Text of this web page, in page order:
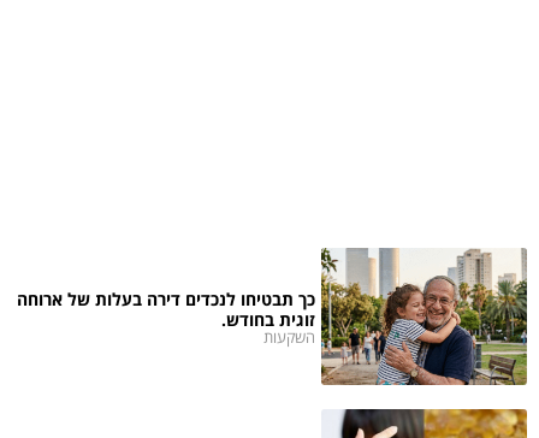
כך תבטיחו לנכדים דירה בעלות של ארוחה
זוגית בחודש.
השקעות